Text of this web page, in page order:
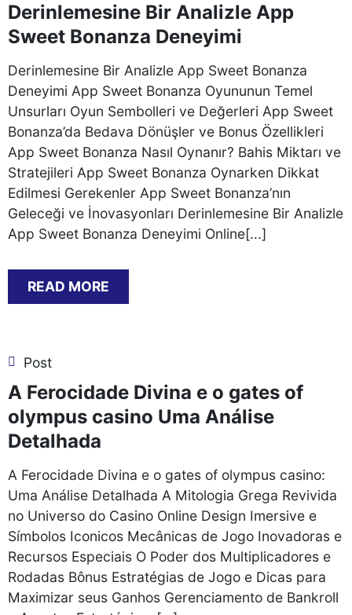
Derinlemesine Bir Analizle App
Sweet Bonanza Deneyimi
Derinlemesine Bir Analizle App Sweet Bonanza
Deneyimi App Sweet Bonanza Oyununun Temel
Unsurları Oyun Sembolleri ve Değerleri App Sweet
Bonanza’da Bedava Dönüşler ve Bonus Özellikleri
App Sweet Bonanza Nasıl Oynanır? Bahis Miktarı ve
Stratejileri App Sweet Bonanza Oynarken Dikkat
Edilmesi Gerekenler App Sweet Bonanza’nın
Geleceği ve İnovasyonları Derinlemesine Bir Analizle
App Sweet Bonanza Deneyimi Online[...]
READ MORE
Post
A Ferocidade Divina e o gates of
olympus casino Uma Análise
Detalhada
A Ferocidade Divina e o gates of olympus casino:
Uma Análise Detalhada A Mitologia Grega Revivida
no Universo do Casino Online Design Imersive e
Símbolos Iconicos Mecânicas de Jogo Inovadoras e
Recursos Especiais O Poder dos Multiplicadores e
Rodadas Bônus Estratégias de Jogo e Dicas para
Maximizar seus Ganhos Gerenciamento de Bankroll